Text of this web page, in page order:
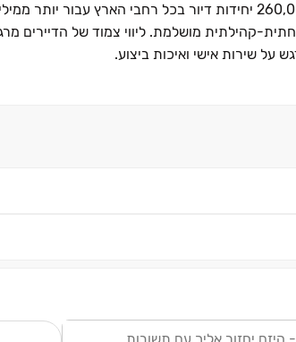
בישראל. שיכון ובינוי, מביאה איתה ניסיון של 100 שנה ובנתה עד היום למעלה מ- 260,000 יחידות דיור בכל רחבי
קהילתית מושלמת. ליווי צמוד של הדיירים
על שירות אישי ואיכות ביצוע.